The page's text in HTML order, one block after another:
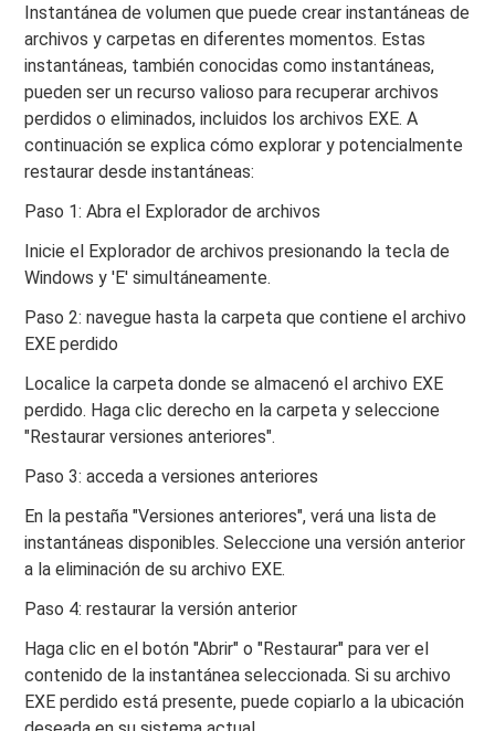
Instantánea de volumen que puede crear instantáneas de
archivos y carpetas en diferentes momentos. Estas
instantáneas, también conocidas como instantáneas,
pueden ser un recurso valioso para recuperar archivos
perdidos o eliminados, incluidos los archivos EXE. A
continuación se explica cómo explorar y potencialmente
restaurar desde instantáneas:
Paso 1: Abra el Explorador de archivos
Inicie el Explorador de archivos presionando la tecla de
Windows y 'E' simultáneamente.
Paso 2: navegue hasta la carpeta que contiene el archivo
EXE perdido
Localice la carpeta donde se almacenó el archivo EXE
perdido. Haga clic derecho en la carpeta y seleccione
"Restaurar versiones anteriores".
Paso 3: acceda a versiones anteriores
En la pestaña "Versiones anteriores", verá una lista de
instantáneas disponibles. Seleccione una versión anterior
a la eliminación de su archivo EXE.
Paso 4: restaurar la versión anterior
Haga clic en el botón "Abrir" o "Restaurar" para ver el
contenido de la instantánea seleccionada. Si su archivo
EXE perdido está presente, puede copiarlo a la ubicación